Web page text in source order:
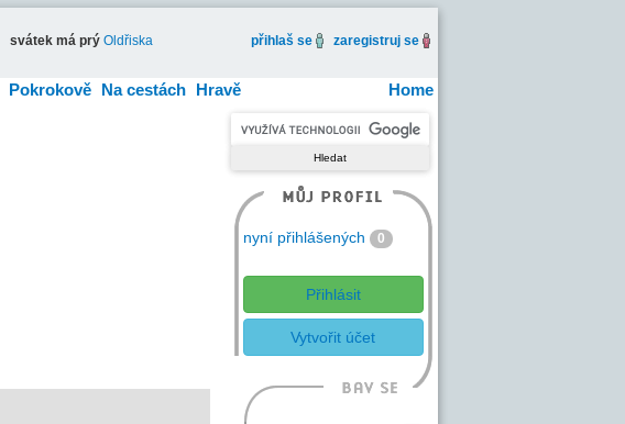
svátek má prý Oldřiska přihlaš se zaregistruj se
Home
Pokrokově Na cestách Hravě
nyní přihlášených 0
Přihlásit
Vytvořit účet